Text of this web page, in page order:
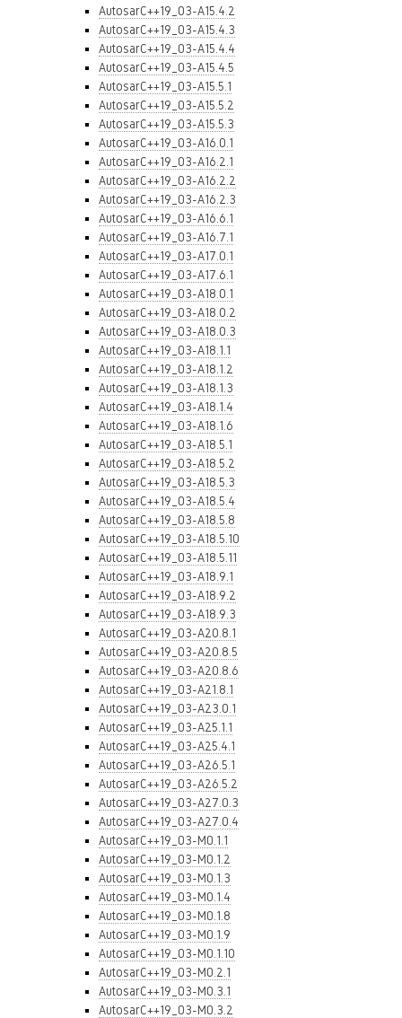
AutosarC++19_03-A15.4.2
AutosarC++19_03-A15.4.3
AutosarC++19_03-A15.4.4
AutosarC++19_03-A15.4.5
AutosarC++19_03-A15.5.1
AutosarC++19_03-A15.5.2
AutosarC++19_03-A15.5.3
AutosarC++19_03-A16.0.1
AutosarC++19_03-A16.2.1
AutosarC++19_03-A16.2.2
AutosarC++19_03-A16.2.3
AutosarC++19_03-A16.6.1
AutosarC++19_03-A16.7.1
AutosarC++19_03-A17.0.1
AutosarC++19_03-A17.6.1
AutosarC++19_03-A18.0.1
AutosarC++19_03-A18.0.2
AutosarC++19_03-A18.0.3
AutosarC++19_03-A18.1.1
AutosarC++19_03-A18.1.2
AutosarC++19_03-A18.1.3
AutosarC++19_03-A18.1.4
AutosarC++19_03-A18.1.6
AutosarC++19_03-A18.5.1
AutosarC++19_03-A18.5.2
AutosarC++19_03-A18.5.3
AutosarC++19_03-A18.5.4
AutosarC++19_03-A18.5.8
AutosarC++19_03-A18.5.10
AutosarC++19_03-A18.5.11
AutosarC++19_03-A18.9.1
AutosarC++19_03-A18.9.2
AutosarC++19_03-A18.9.3
AutosarC++19_03-A20.8.1
AutosarC++19_03-A20.8.5
AutosarC++19_03-A20.8.6
AutosarC++19_03-A21.8.1
AutosarC++19_03-A23.0.1
AutosarC++19_03-A25.1.1
AutosarC++19_03-A25.4.1
AutosarC++19_03-A26.5.1
AutosarC++19_03-A26.5.2
AutosarC++19_03-A27.0.3
AutosarC++19_03-A27.0.4
AutosarC++19_03-M0.1.1
AutosarC++19_03-M0.1.2
AutosarC++19_03-M0.1.3
AutosarC++19_03-M0.1.4
AutosarC++19_03-M0.1.8
AutosarC++19_03-M0.1.9
AutosarC++19_03-M0.1.10
AutosarC++19_03-M0.2.1
AutosarC++19_03-M0.3.1
AutosarC++19_03-M0.3.2